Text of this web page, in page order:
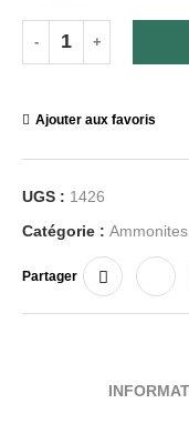
Ajouter aux favoris
UGS : 1426
Catégorie : Ammonites
Partager